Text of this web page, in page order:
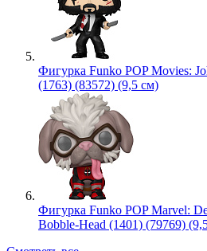
Фигурка Funko POP Movies:
(1763) (83572) (9,5 см)
Фигурка Funko POP Marvel:
Bobble-Head (1401) (79769)